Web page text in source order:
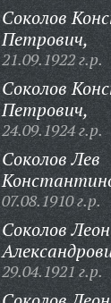
Соколов
Петрович,
21.09.1922 г.р.
Соколов
Петрович,
24.09.1924 г.р.
Соколов Лев
07.08.1910 г.р.
Соколов
29.04.1921 г.р.